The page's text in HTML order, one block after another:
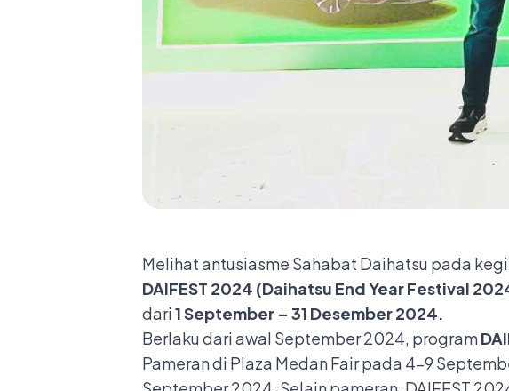
Melihat antusiasme Sahabat Daihatsu pada
DAIFEST 2024 (Daihatsu End Year Festival
dari1 September – 31 Desember 2024.
Berlaku dari awal September 2024, program
Pameran di Plaza Medan Fair pada 4-9